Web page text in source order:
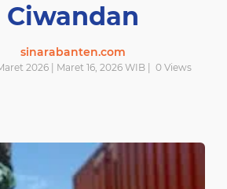
Ciwandan
sinarabanten.com
2026 | Maret 16, 2026 WIB | 0 Views